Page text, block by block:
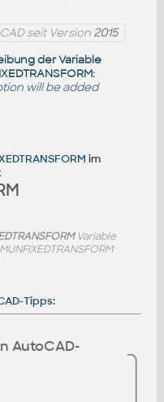
seit Version 2015
der Variable
will be added
im
Variable
Tipps:
AutoCAD-